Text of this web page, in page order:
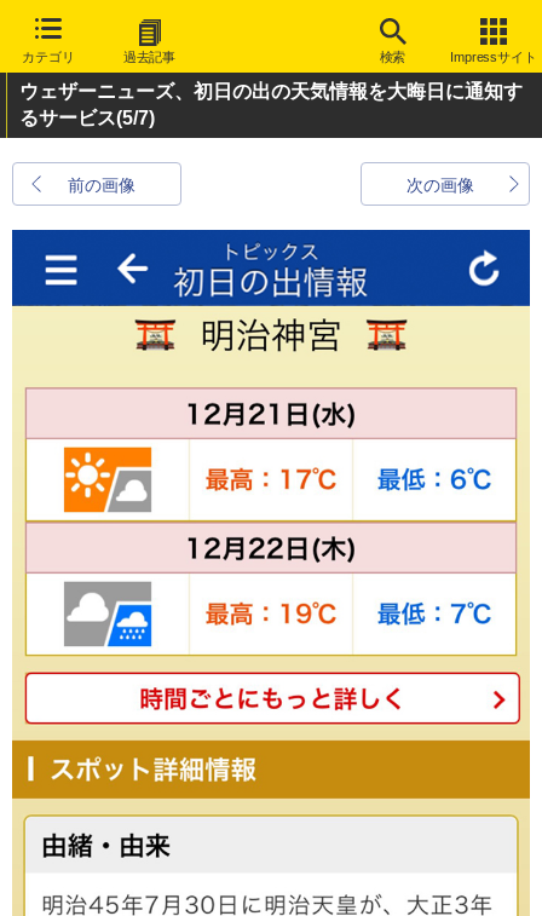
カテゴリ 過去記事 検索 Impressサイト
ウェザーニューズ、初日の出の天気情報を大晦日に通知す
るサービス(5/7)
前の画像 次の画像